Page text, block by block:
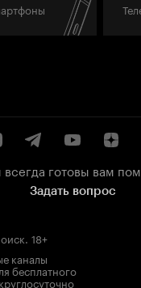
готовы вам
Задать вопрос
. 18+
каналы
бесплатного